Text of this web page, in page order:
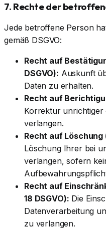
7. Rechte der
Jede betroffene Person
gemäß DSGVO:
Recht auf
DSGVO): Auskunft
Daten zu erhalten.
Recht auf
Korrektur unrichtiger
verlangen.
Recht auf Löschung
Löschung Ihrer bei
verlangen, sofern
Recht auf
18 DSGVO): Die
Datenverarbeitung
zu verlangen.